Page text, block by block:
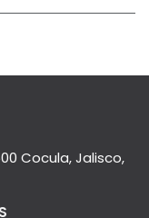
Cocula, Jalisco,